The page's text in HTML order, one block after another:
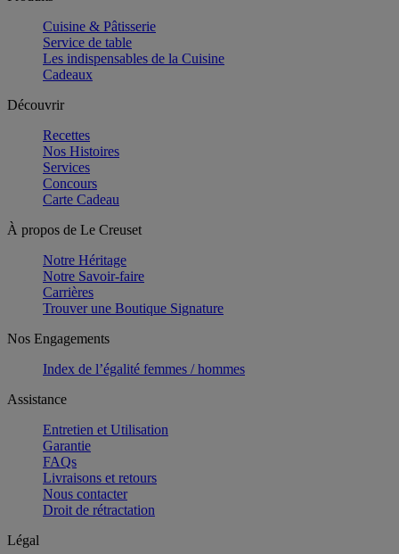
Cuisine & Pâtisserie
Service de table
Les indispensables de la Cuisine
Cadeaux
Découvrir
Recettes
Nos Histoires
Services
Concours
Carte Cadeau
À propos de Le Creuset
Notre Héritage
Notre Savoir-faire
Carrières
Trouver une Boutique Signature
Nos Engagements
Index de l’égalité femmes / hommes
Assistance
Entretien et Utilisation
Garantie
FAQs
Livraisons et retours
Nous contacter
Droit de rétractation
Légal